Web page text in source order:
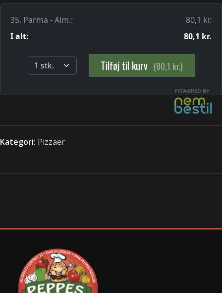
Kategori: Pizzaer